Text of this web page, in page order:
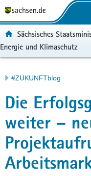
t
a
l
e
r
r
e
f
u
p
t
h
a
t
e
r
v
e
Portalübergreifende
Sächsisches
Energie und Klimaschutz
Hauptinhalt
#ZUKUNFTblog
Die
weiter –